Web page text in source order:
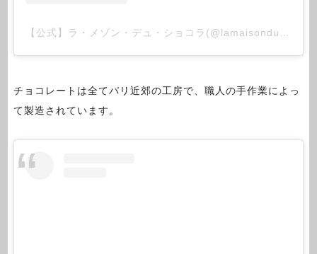
【公式】ラ・メゾン・デュ・ショコラ(@lamaisonduchocolat_jp)がシェアした投稿
チョコレートは全てパリ近郊の工房で、職人の手作業によっ
て製造されています。